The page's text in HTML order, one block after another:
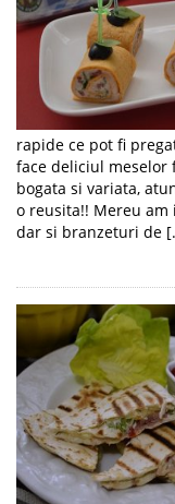
rapide ce pot fi
face deliciul meselor
bogata si variata,
o reusita!! Mereu am
dar si branzeturi de